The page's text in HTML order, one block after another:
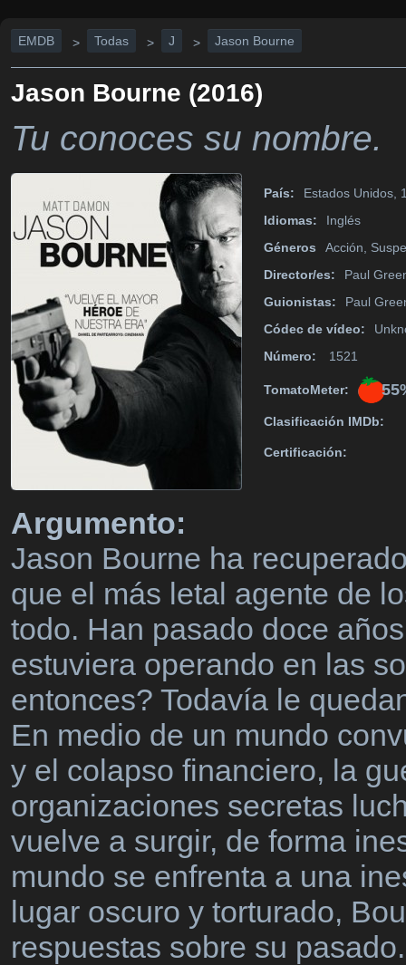
EMDB > Todas > J > Jason Bourne
Jason Bourne (2016)
Tu conoces su nombre.
País:
Estados Unidos,
Idiomas:
Inglés
Géneros
Acción,
Director/es:
Paul
Guionistas:
Paul
Códec de vídeo:
Número:
1521
TomatoMeter:
Clasificación IMDb:
Certificación:
Argumento:
Jason Bourne ha
que el más letal agente de
todo. Han pasado doce
estuviera operando en las
entonces? Todavía le
En medio de un mundo
y el colapso financiero, la
organizaciones secretas
vuelve a surgir, de forma
mundo se enfrenta a una
lugar oscuro y torturado,
respuestas sobre su pasado.